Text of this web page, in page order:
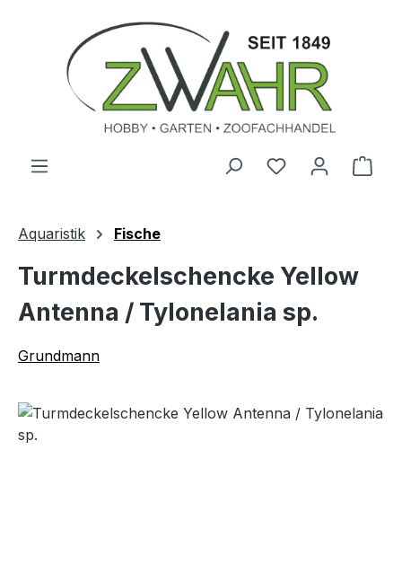
Zum Hauptinhalt springen
Aquaristik Fische
Turmdeckelschencke Yellow
Antenna / Tylonelania sp.
Grundmann
Bildergalerie überspringen